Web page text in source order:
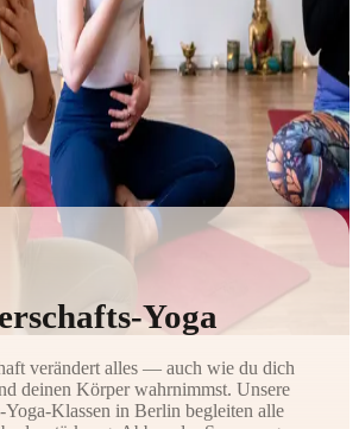
Yoga
verändert alles — auch wie du dich
deinen Körper wahrnimmst. Unsere
Yoga-Klassen in Berlin begleiten alle